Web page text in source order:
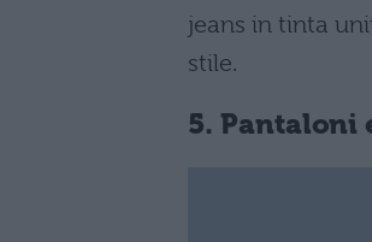
jeans in tinta
stile.
5. Pantaloni